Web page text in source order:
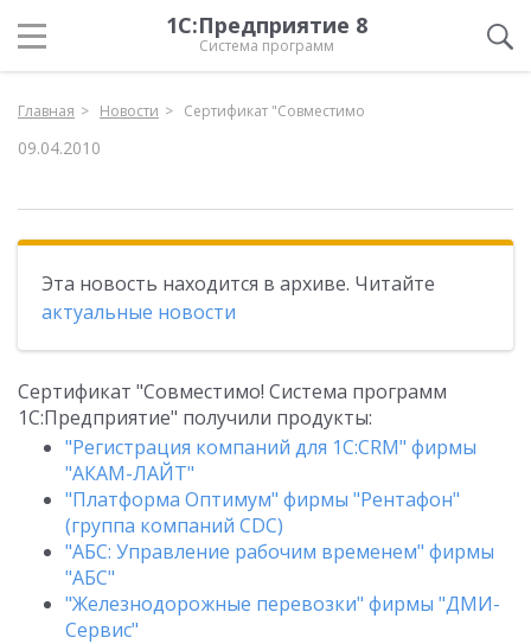
1С:Предприятие 8
Система программ
Главная Новости Сертификат "Совместимо
09.04.2010
Эта новость находится в архиве. Читайте
актуальные новости
Сертификат "Совместимо! Система программ
1С:Предприятие" получили продукты:
"Регистрация компаний для 1С:CRM" фирмы
"АКАМ-ЛАЙТ"
"Платформа Оптимум" фирмы "Рентафон"
(группа компаний CDC)
"АБС: Управление рабочим временем" фирмы
"АБС"
"Железнодорожные перевозки" фирмы "ДМИ-
Сервис"